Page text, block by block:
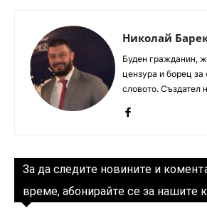
Николай
Буден гражданин,
цензура и борец за
словото. Създател
За да следите новините и
време, абонирайте се за нашите